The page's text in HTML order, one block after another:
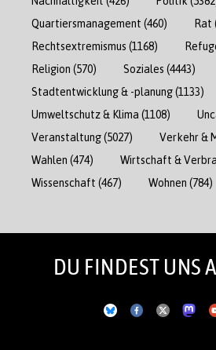
Quartiersmanagement (460) Rat
Rechtsextremismus (1168)
Religion (570) Soziales (4443)
Stadtentwicklung & -planung(1133)
Umweltschutz & Klima (1108)
Veranstaltung(5027) Verkehr &
Wahlen (474) Wirtschaft &
Wissenschaft (467) Wohnen (784)
DU FINDEST UNS